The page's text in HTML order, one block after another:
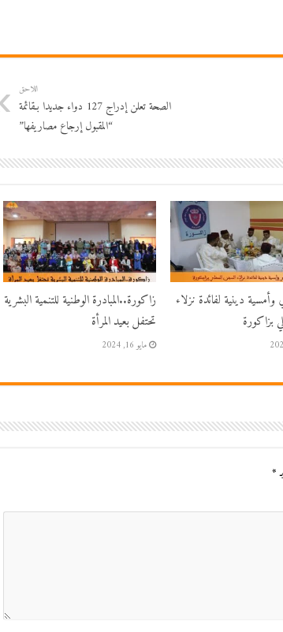
اللاحق
الصحة تعلن إدراج 127 دواء جديدا بـقائمة
“المقبول إرجاع مصاريفها”
وأمسية دينية لفائدة نزلاء
بزاكورة
زاكورة..المبادرة الوطنية للتنمية البشرية
تحتفل بعيد المرأة
مايو 16, 2024
*